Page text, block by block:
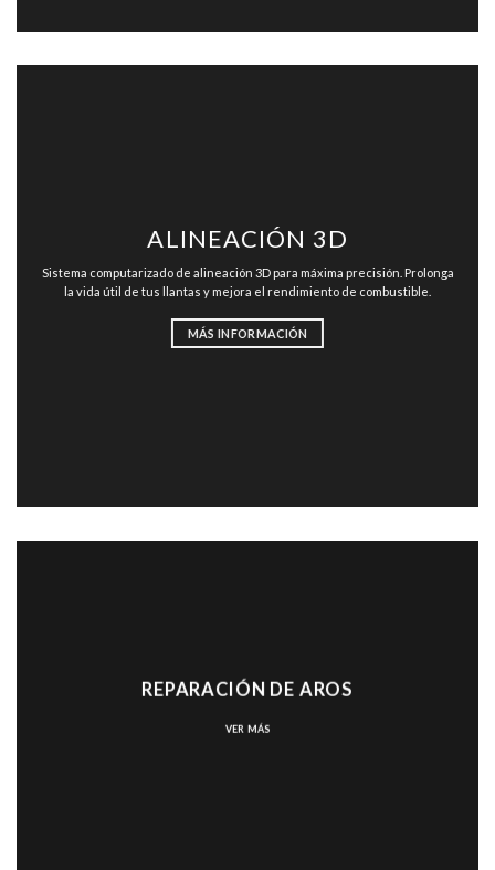
ALINEACIÓN 3D
Sistema computarizado de alineación 3D para máxima precisión. Prolonga
la vida útil de tus llantas y mejora el rendimiento de combustible.
MÁS INFORMACIÓN
REPARACIÓN DE AROS
VER MÁS